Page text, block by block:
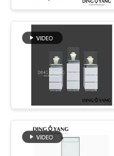
साइटमैप
PRIVACY
POLICY